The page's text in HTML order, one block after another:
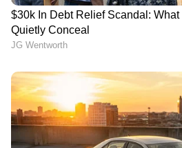
മുതലുള്ള വേരിയന്റുകളിൽ
ലഭ്യമാണ്. ഫെയ്‌സ്‌ലിഫ്റ്റോടെ,
വേരിയന്റുകളുടെ പ്രാരംഭ
കുറച്ചിട്ടുണ്ട്. എക്‌സ്റ്റ‍ർ
വില 7.72 ലക്ഷം രൂപ മുതൽ